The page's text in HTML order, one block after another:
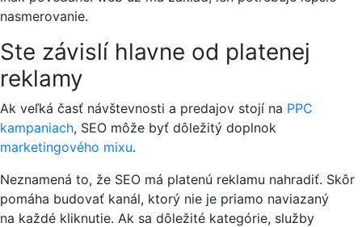
nasmerovanie.
Ste závislí hlavne od platenej
reklamy
Ak veľká časť návštevnosti a predajov stojí na PPC
kampaniach, SEO môže byť dôležitý doplnok
marketingového mixu.
Neznamená to, že SEO má platenú reklamu nahradiť. Skôr
pomáha budovať kanál, ktorý nie je priamo naviazaný
na každé kliknutie. Ak sa dôležité kategórie, služby